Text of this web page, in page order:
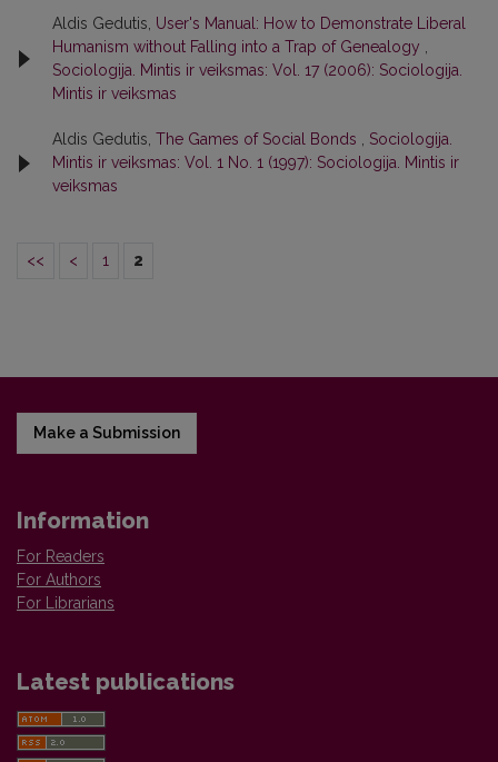
Aldis Gedutis, User's Manual: How to Demonstrate Liberal
Humanism without Falling into a Trap of Genealogy
Sociologija. Mintis ir veiksmas: Vol. 17 (2006): Sociologija.
Mintis ir veiksmas
Aldis Gedutis, The Games of Social Bonds
Sociologija.
Mintis ir veiksmas: Vol. 1 No. 1 (1997): Sociologija. Mintis ir
veiksmas
<< < 1 2
Make a Submission
Information
For Readers
For Authors
For Librarians
Latest publications